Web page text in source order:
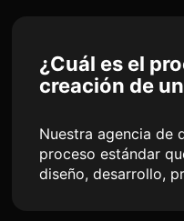
¿Cuál es el
creación de
Nuestra agencia de
proceso estándar
diseño, desarrollo,